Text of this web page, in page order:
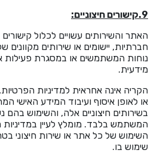
9.קישורים חיצוניים:
האתר והשירותים עשויים לכלול
חברתיות, יישומים או שירותים מקוונים
נוחות המשתמשים או במסגרת פעילות
מידעית.
הקריה אינה אחראית למדיניות
או לאופן איסוף ועיבוד המידע האישי
בשירותים חיצוניים אלה, והשימוש בהם
המשתמש בלבד. מומלץ לעיין במדיניות
השימוש של כל אתר או שירות חיצוני
שימוש בו.